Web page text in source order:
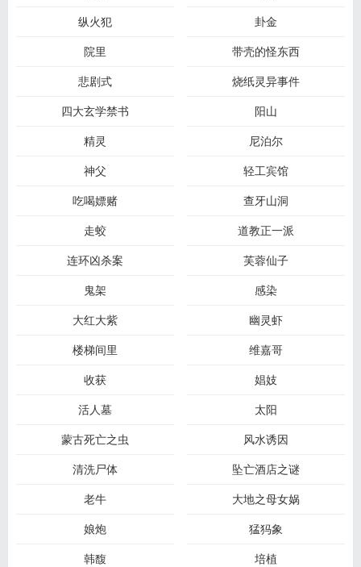
纵火犯
卦金
院里
带壳的怪东西
悲剧式
烧纸灵异事件
四大玄学禁书
阳山
精灵
尼泊尔
神父
轻工宾馆
吃喝嫖赌
查牙山洞
走蛟
道教正一派
连环凶杀案
芙蓉仙子
鬼架
感染
大红大紫
幽灵虾
楼梯间里
维嘉哥
收获
娼妓
活人墓
太阳
蒙古死亡之虫
风水诱因
清洗尸体
坠亡酒店之谜
老牛
大地之母女娲
娘炮
猛犸象
韩馥
培植